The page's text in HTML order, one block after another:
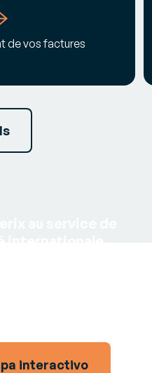
de vos factures
interactivo